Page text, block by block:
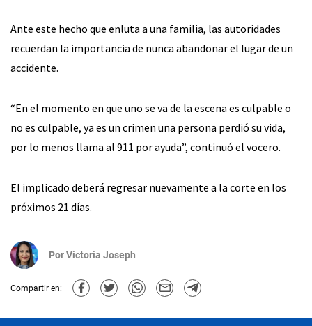
Ante este hecho que enluta a una familia, las autoridades
recuerdan la importancia de nunca abandonar el lugar de un
accidente.
“En el momento en que uno se va de la escena es culpable o
no es culpable, ya es un crimen una persona perdió su vida,
por lo menos llama al 911 por ayuda”, continuó el vocero.
El implicado deberá regresar nuevamente a la corte en los
próximos 21 días.
PorVictoria Joseph
Compartir en: